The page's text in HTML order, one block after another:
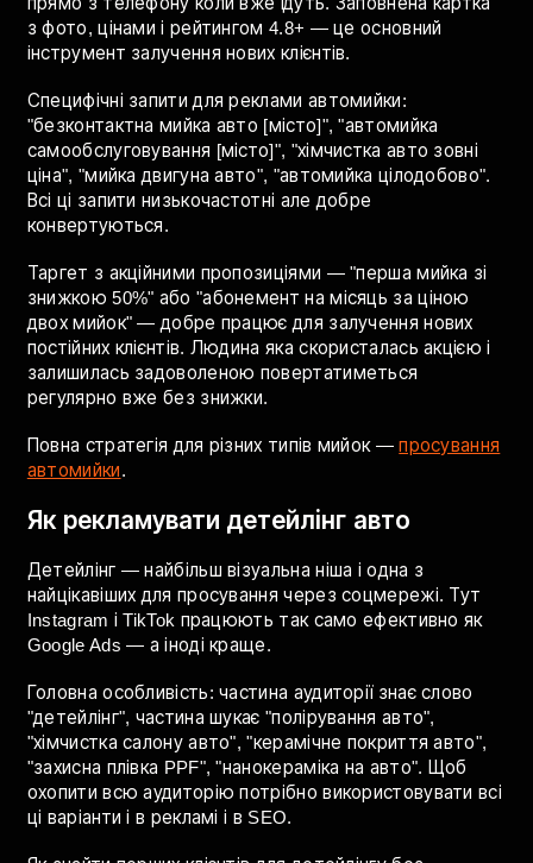
і залишився задоволений повернеться через
тиждень-два. Тому стратегія має два рівні: залучення
програми лояльності.
Для автомийки Google Maps важливіший ніж для будь-
якої іншої авто ніші. Люди шукають "автомийка поруч"
прямо з телефону коли вже їдуть. Заповнена картка
з фото, цінами і рейтингом 4.8+ — це основний
Специфічні запити для реклами автомийки:
"безконтактна мийка авто [місто]", "автомийка
самообслуговування [місто]", "хімчистка авто зовні
ціна", "мийка двигуна авто", "автомийка цілодобово".
Всі ці запити низькочастотні але добре
конвертуються.
Таргет з акційними пропозиціями — "перша мийка зі
знижкою 50%" або "абонемент на місяць за ціною
двох мийок" — добре працює для залучення нових
постійних клієнтів. Людина яка скористалась акцією і
залишилась задоволеною повертатиметься
регулярно вже без знижки.
автомийки.
Як рекламувати детейлінг авто
Детейлінг — найбільш візуальна ніша і одна з
найцікавіших для просування через соцмережі. Тут